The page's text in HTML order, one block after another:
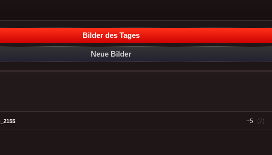
Bilder des Tages
Neue Bilder
+5 (7)